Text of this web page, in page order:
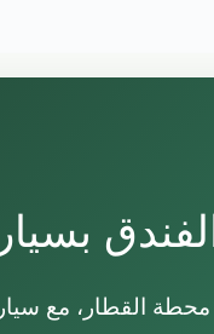
القطار، مع